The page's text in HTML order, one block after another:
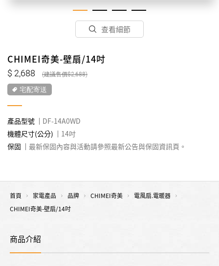
查看細節
CHIMEI奇美-壁扇/14吋
2,688 2,688
宅配寄送
產品型號
DF-14A0WD
機體尺寸(公分)
14吋
保固
最新保固內容與活動請參照最新公告與保固資訊頁。
首頁 家電產品 品牌 CHIMEI奇美
電風扇.電暖器
CHIMEI奇美-壁扇/14吋
商品介紹